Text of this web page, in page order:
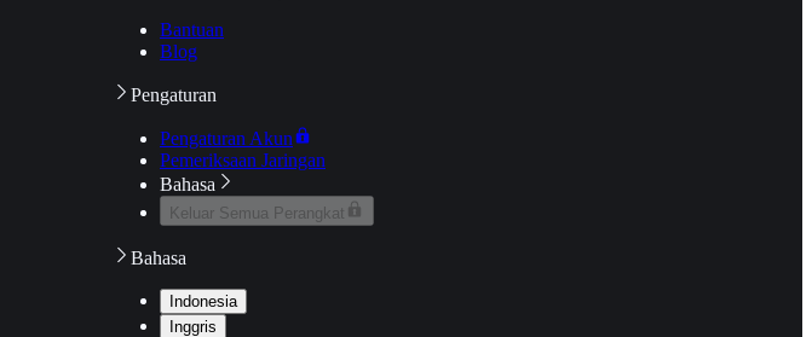
Bantuan
Blog
Pengaturan
Pengaturan Akun
Pemeriksaan Jaringan
Bahasa
Keluar Semua Perangkat
Bahasa
Indonesia
Inggris